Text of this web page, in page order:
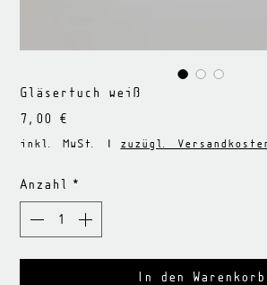
Gläsertuch weiß
7,00 €
inkl. MwSt. | zuzügl.
Anzahl *
In den Warenkorb